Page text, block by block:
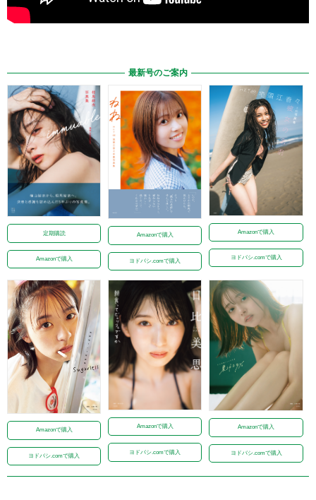
最新号のご案内
定期購読
Amazonで購入
Amazonで購入
ヨドバシ.comで購入
Amazonで購入
ヨドバシ.comで購入
Amazonで購入
ヨドバシ.comで購入
Amazonで購入
ヨドバシ.comで購入
Amazonで購入
ヨドバシ.comで購入